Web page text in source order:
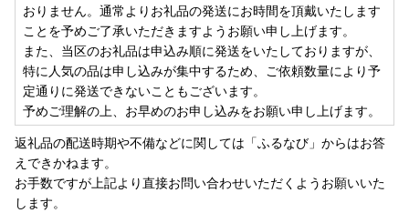
おりません。通常よりお礼品の発送にお時間を頂戴いたします
ことを予めご了承いただきますようお願い申し上げます。
また、当区のお礼品は申込み順に発送をいたしておりますが、
特に人気の品は申し込みが集中するため、ご依頼数量により予
定通りに発送できないこともございます。
予めご理解の上、お早めのお申し込みをお願い申し上げます。
返礼品の配送時期や不備などに関しては「ふるなび」からはお答
えできかねます。
お手数ですが上記より直接お問い合わせいただくようお願いいた
します。